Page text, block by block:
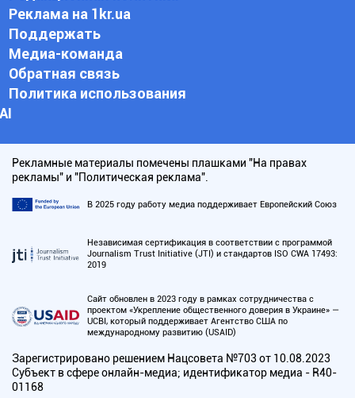
Реклама на 1kr.ua
Поддержать
Медиа-команда
Обратная связь
Политика использования
АI
Рекламные материалы помечены плашками "На правах
рекламы" и "Политическая реклама".
В 2025 году работу медиа поддерживает Европейский Союз
Независимая сертификация в соответствии с программой
Journalism Trust Initiative (JTI) и стандартов ISO CWA 17493:
2019
Сайт обновлен в 2023 году в рамках сотрудничества с
проектом «Укрепление общественного доверия в Украине» —
UCBI, который поддерживает Агентство США по
международному развитию (USAID)
Зарегистрировано решением Нацсовета №703 от 10.08.2023
Субъект в сфере онлайн-медиа; идентификатор медиа - R40-
01168